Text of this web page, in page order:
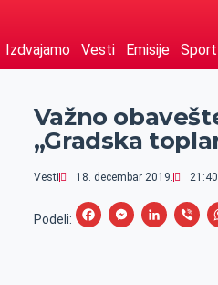
Izdvajamo Vesti Emisije Sport
Važno
„Gradska
Vesti 18. decembar 2019. 21:40
Podeli:
F
M
L
V